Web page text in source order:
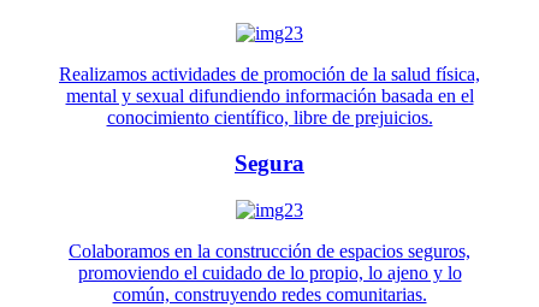
Realizamos actividades de promoción de la salud física,
mental y sexual difundiendo información basada en el
conocimiento científico, libre de prejuicios.
Segura
Colaboramos en la construcción de espacios seguros,
promoviendo el cuidado de lo propio, lo ajeno y lo
común, construyendo redes comunitarias.